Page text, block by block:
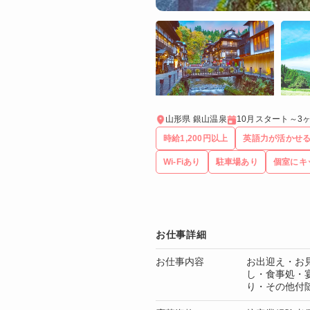
山形県 銀山温泉
10月スタート～3
時給1,200円以上
英語力が活かせ
Wi-Fiあり 駐車場あり 個室にキ
お仕事詳細
お仕事内容
お出迎え・お
し・食事処・
り・その他付